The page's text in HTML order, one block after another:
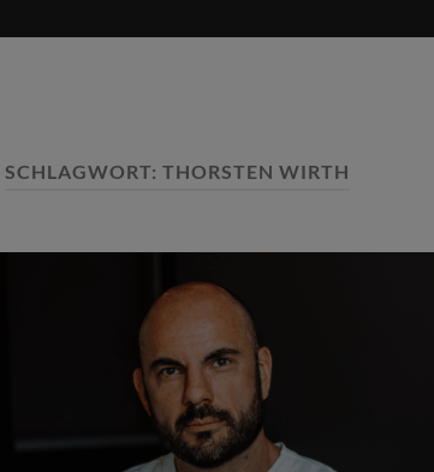
SCHLAGWORT: THORSTEN WIRTH